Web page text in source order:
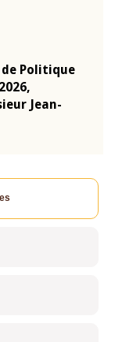
Politique
Jean-